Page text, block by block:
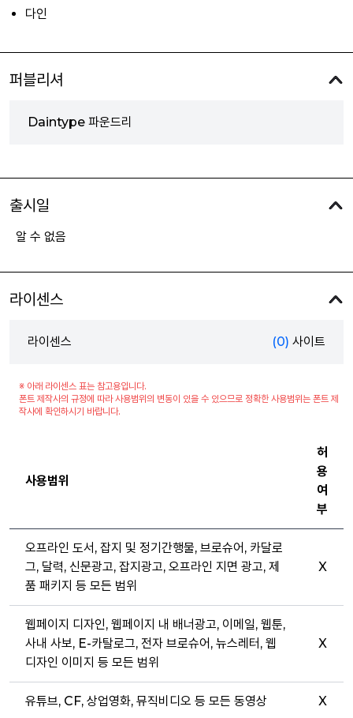
다인
퍼블리셔
Daintype 파운드리
출시일
알 수 없음
라이센스
라이센스 (0) 사이트
※ 아래 라이센스 표는 참고용입니다.
폰트 제작사의 규정에 따라 사용범위의 변동이 있을 수 있으므로 정확한 사용범위는 폰트 제
작사에 확인하시기 바랍니다.
사용범위
허
용
여
부
오프라인 도서, 잡지 및 정기간행물, 브로슈어, 카달로
그, 달력, 신문광고, 잡지광고, 오프라인 지면 광고, 제
품 패키지 등 모든 범위
X
웹페이지 디자인, 웹페이지 내 배너광고, 이메일, 웹툰,
사내 사보, E-카탈로그, 전자 브로슈어, 뉴스레터, 웹
디자인 이미지 등 모든 범위
X
유튜브, CF, 상업영화, 뮤직비디오 등 모든 동영상 X